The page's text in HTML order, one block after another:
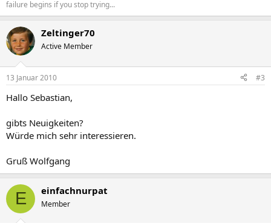
failure begins if you stop trying...
Zeltinger70
Active Member
13 Januar 2010 #3
Hallo Sebastian,
gibts Neuigkeiten?
Würde mich sehr interessieren.
Gruß Wolfgang
E einfachnurpat
Member